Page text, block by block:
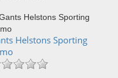
Helstons Sporting